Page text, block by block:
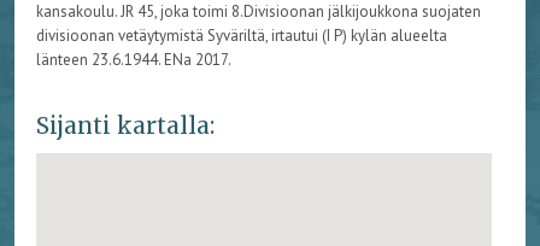
kansakoulu. JR 45, joka toimi 8.Divisioonan jälkijoukkona suojaten
divisioonan vetäytymistä Syväriltä, irtautui (I P) kylän alueelta
länteen 23.6.1944. ENa 2017.
Sijanti kartalla: